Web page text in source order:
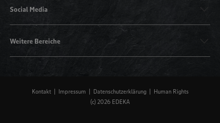
Social Media
Weitere Bereiche
Kontakt Impressum Datenschutzerklärung
Human Rights
(c) 2026 EDEKA